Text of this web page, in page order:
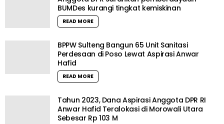
BUMDes kurangi tingkat kemiskinan
READ MORE
BPPW Sulteng Bangun 65 Unit Sanitasi
Perdesaan di Poso Lewat Aspirasi Anwar
Hafid
READ MORE
Tahun 2023, Dana Aspirasi Anggota DPR RI
Anwar Hafid Teralokasi di Morowali Utara
Sebesar Rp 103 M